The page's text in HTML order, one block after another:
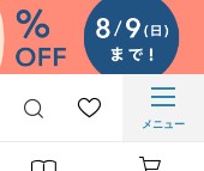
メニュー